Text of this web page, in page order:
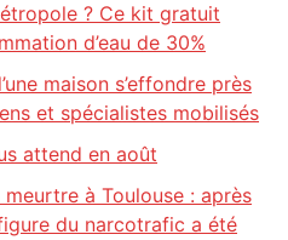
? Ce kit gratuit
d’eau de 30%
maison s’effondre près
et spécialistes mobilisés
attend en août
à Toulouse : après
du narcotrafic a été